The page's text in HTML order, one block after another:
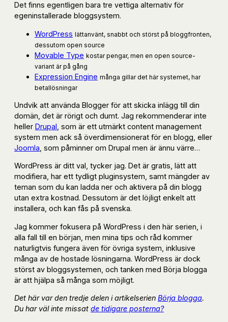
Det finns egentligen bara tre vettiga alternativ för
egeninstallerade bloggsystem.
WordPress lättanvänt, snabbt och störst på bloggfronten,
dessutom open source
Movable Type kostar pengar, men en open source-
variant är på gång
Expression Engine många gillar det här systemet, har
betallösningar
Undvik att använda Blogger för att skicka inlägg till din
domän, det är rörigt och dumt. Jag rekommenderar inte
heller Drupal , som är ett utmärkt content management
system men ack så överdimensionerat för en blogg, eller
Joomla , som påminner om Drupal men är ännu värre…
WordPress är ditt val, tycker jag. Det är gratis, lätt att
modifiera, har ett tydligt pluginsystem, samt mängder av
teman som du kan ladda ner och aktivera på din blogg
utan extra kostnad. Dessutom är det löjligt enkelt att
installera, och kan fås på svenska.
Jag kommer fokusera på WordPress i den här serien, i
alla fall till en början, men mina tips och råd kommer
naturligtvis fungera även för övriga system, inklusive
många av de hostade lösningarna. WordPress är dock
störst av bloggsystemen, och tanken med Börja blogga
är att hjälpa så många som möjligt.
Det här var den tredje delen i artikelserien Börja blogga.
Du har väl inte missat de tidigare posterna?